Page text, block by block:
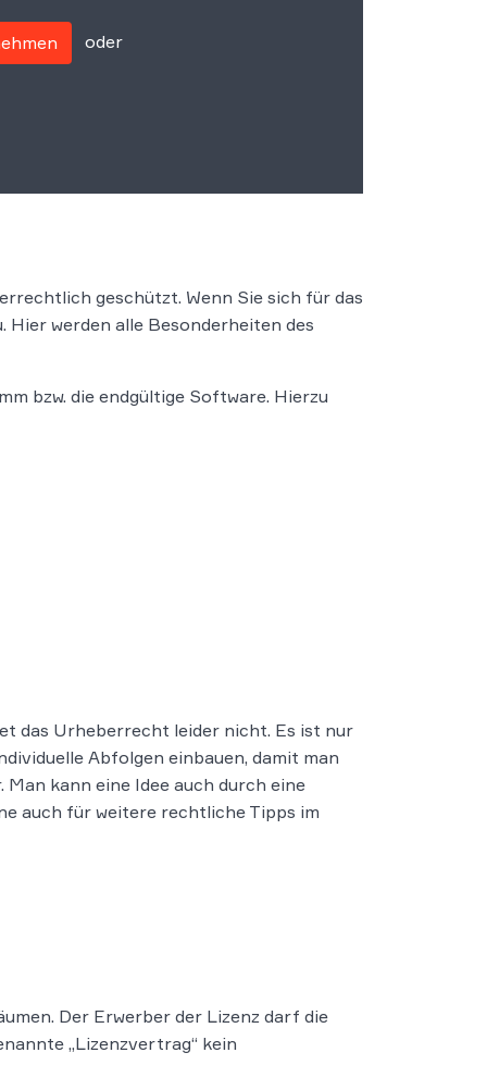
oder
geschützt. Wenn Sie sich für das
Hier werden alle Besonderheiten des
bzw. die endgültige Software. Hierzu
das Urheberrecht leider nicht. Es ist nur
Abfolgen einbauen, damit man
kann eine Idee auch durch eine
auch für weitere rechtliche Tipps im
Der Erwerber der Lizenz darf die
„Lizenzvertrag“ kein